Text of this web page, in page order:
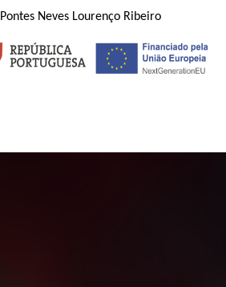
Neves Lourenço Ribeiro